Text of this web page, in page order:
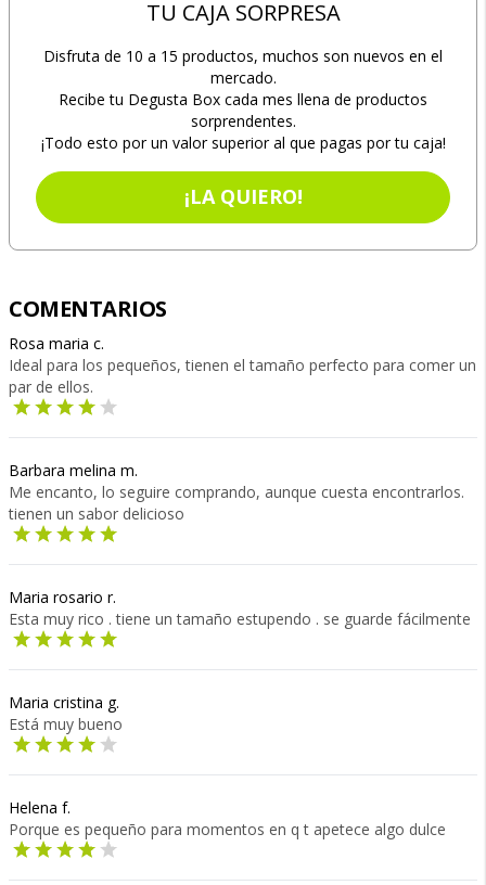
TU CAJA SORPRESA
Disfruta de 10 a 15 productos, muchos son nuevos en el
mercado.
Recibe tu Degusta Box cada mes llena de productos
sorprendentes.
¡Todo esto por un valor superior al que pagas por tu caja!
¡LA QUIERO!
COMENTARIOS
Rosa maria c.
Ideal para los pequeños, tienen el tamaño perfecto para comer un
par de ellos.
Barbara melina m.
Me encanto, lo seguire comprando, aunque cuesta encontrarlos.
tienen un sabor delicioso
Maria rosario r.
Esta muy rico . tiene un tamaño estupendo . se guarde fácilmente
Maria cristina g.
Está muy bueno
Helena f.
Porque es pequeño para momentos en q t apetece algo dulce